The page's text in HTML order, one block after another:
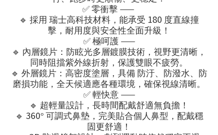
✅ 零衝擊 ——
🔹 採用 瑞士高科技材料，能承受 180 度直線撞
擊，耐用度與安全性全面升級！
✅ 極呵護 ——
🔹 內層鏡片：防眩光多層鍍膜技術，視野更清晰，
同時阻擋紫外線折射，保護雙眼不疲勞。
🔹 外層鏡片：高密度塗層，具備 防汙、防潑水、防
磨損功能，全天候適應各種環境，確保視線清晰。
✅ 輕快意——
🔹 超輕量設計，長時間配戴舒適無負擔！
🔹 360° 可調式鼻墊，完美貼合個人鼻型，配戴穩
固更舒適！